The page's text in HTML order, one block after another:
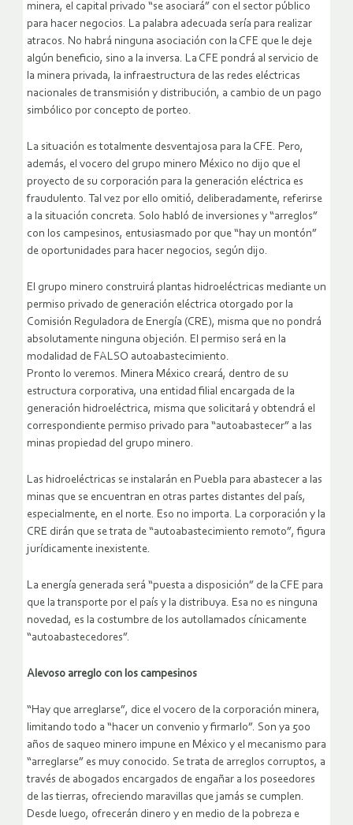
minera, el capital privado “se asociará” con el sector público
para hacer negocios. La palabra adecuada sería para realizar
atracos. No habrá ninguna asociación con la CFE que le deje
algún beneficio, sino a la inversa. La CFE pondrá al servicio de
la minera privada, la infraestructura de las redes eléctricas
nacionales de transmisión y distribución, a cambio de un pago
simbólico por concepto de porteo.
La situación es totalmente desventajosa para la CFE. Pero,
además, el vocero del grupo minero México no dijo que el
proyecto de su corporación para la generación eléctrica es
fraudulento. Tal vez por ello omitió, deliberadamente, referirse
a la situación concreta. Solo habló de inversiones y “arreglos”
con los campesinos, entusiasmado por que “hay un montón”
de oportunidades para hacer negocios, según dijo.
El grupo minero construirá plantas hidroeléctricas mediante un
permiso privado de generación eléctrica otorgado por la
Comisión Reguladora de Energía (CRE), misma que no pondrá
absolutamente ninguna objeción. El permiso será en la
modalidad de FALSO autoabastecimiento.
Pronto lo veremos. Minera México creará, dentro de su
estructura corporativa, una entidad filial encargada de la
generación hidroeléctrica, misma que solicitará y obtendrá el
correspondiente permiso privado para “autoabastecer” a las
minas propiedad del grupo minero.
Las hidroeléctricas se instalarán en Puebla para abastecer a las
minas que se encuentran en otras partes distantes del país,
especialmente, en el norte. Eso no importa. La corporación y la
CRE dirán que se trata de “autoabastecimiento remoto”, figura
jurídicamente inexistente.
La energía generada será “puesta a disposición” de la CFE para
que la transporte por el país y la distribuya. Esa no es ninguna
novedad, es la costumbre de los autollamados cínicamente
“autoabastecedores”.
Alevoso arreglo con los campesinos
“Hay que arreglarse”, dice el vocero de la corporación minera,
limitando todo a “hacer un convenio y firmarlo”. Son ya 500
años de saqueo minero impune en México y el mecanismo para
“arreglarse” es muy conocido. Se trata de arreglos corruptos, a
través de abogados encargados de engañar a los poseedores
de las tierras, ofreciendo maravillas que jamás se cumplen.
Desde luego, ofrecerán dinero y en medio de la pobreza e